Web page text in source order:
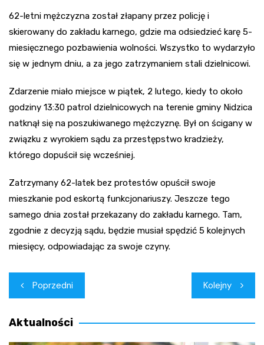
62-letni mężczyzna został złapany przez policję i
skierowany do zakładu karnego, gdzie ma odsiedzieć karę 5-
miesięcznego pozbawienia wolności. Wszystko to wydarzyło
się w jednym dniu, a za jego zatrzymaniem stali dzielnicowi.
Zdarzenie miało miejsce w piątek, 2 lutego, kiedy to około
godziny 13:30 patrol dzielnicowych na terenie gminy Nidzica
natknął się na poszukiwanego mężczyznę. Był on ścigany w
związku z wyrokiem sądu za przestępstwo kradzieży,
którego dopuścił się wcześniej.
Zatrzymany 62-latek bez protestów opuścił swoje
mieszkanie pod eskortą funkcjonariuszy. Jeszcze tego
samego dnia został przekazany do zakładu karnego. Tam,
zgodnie z decyzją sądu, będzie musiał spędzić 5 kolejnych
miesięcy, odpowiadając za swoje czyny.
Nawigacja
wpisu
Poprzedni Kolejny
Aktualności